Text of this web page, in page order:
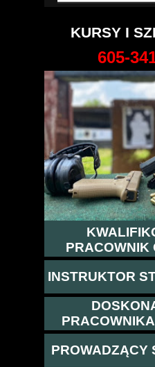
KURSY I
605-
PRACOWNIK
INSTRUKTOR
PROWADZĄCY